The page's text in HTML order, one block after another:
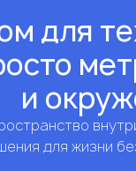
для
и
для жизни